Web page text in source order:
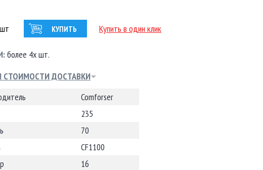
шт КУПИТЬ Купить в один клик
более 4х шт.
СТОИМОСТИ ДОСТАВКИ
Comforser
235
70
CF1100
16